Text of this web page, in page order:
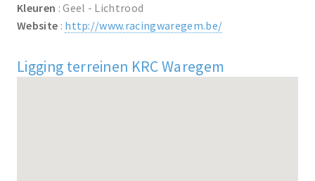
Kleuren : Geel - Lichtrood
Website : http://www.racingwaregem.be/
Ligging terreinen KRC Waregem